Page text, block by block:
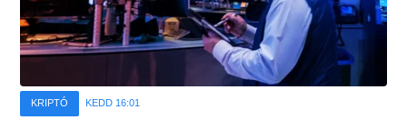
KRIPTÓ KEDD 16:01